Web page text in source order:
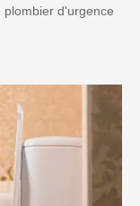
d'urgence